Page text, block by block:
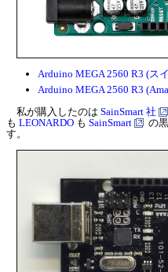
Arduino MEGA 2560 R3 (ス
Arduino MEGA 2560 R3
私が購入したのはSainSmart 社
も LEONARDO も SainSmart
の
す。